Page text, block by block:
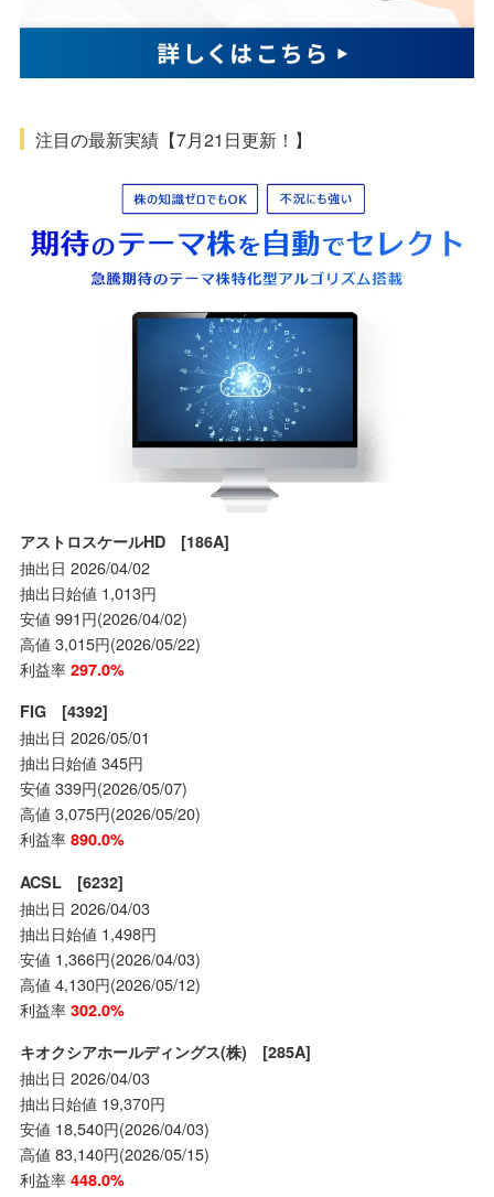
注目の最新実績【7月21日更新！】
アストロスケールHD [186A]
抽出日 2026/04/02
抽出日始値 1,013円
安値 991円(2026/04/02)
高値 3,015円(2026/05/22)
利益率 297.0%
FIG [4392]
抽出日 2026/05/01
抽出日始値 345円
安値 339円(2026/05/07)
高値 3,075円(2026/05/20)
利益率 890.0%
ACSL [6232]
抽出日 2026/04/03
抽出日始値 1,498円
安値 1,366円(2026/04/03)
高値 4,130円(2026/05/12)
利益率 302.0%
キオクシアホールディングス(株) [285A]
抽出日 2026/04/03
抽出日始値 19,370円
安値 18,540円(2026/04/03)
高値 83,140円(2026/05/15)
利益率 448.0%